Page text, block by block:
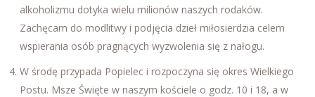
alkoholizmu dotyka wielu milionów naszych rodaków.
Zachęcam do modlitwy i podjęcia dzieł miłosierdzia celem
wspierania osób pragnących wyzwolenia się z nałogu.
W środę przypada Popielec i rozpoczyna się okres Wielkiego
Postu. Msze Święte w naszym kościele o godz. 10 i 18, a w